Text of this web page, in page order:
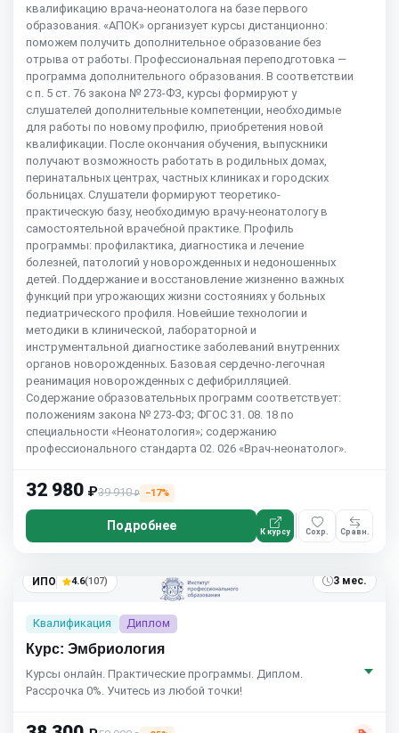
квалификацию врача-неонатолога на базе первого
образования. «АПОК» организует курсы дистанционно:
поможем получить дополнительное образование без
отрыва от работы. Профессиональная переподготовка —
программа дополнительного образования. В соответствии
с п. 5 ст. 76 закона № 273-ФЗ, курсы формируют у
слушателей дополнительные компетенции, необходимые
для работы по новому профилю, приобретения новой
квалификации. После окончания обучения, выпускники
получают возможность работать в родильных домах,
перинатальных центрах, частных клиниках и городских
больницах. Слушатели формируют теоретико-
практическую базу, необходимую врачу-неонатологу в
самостоятельной врачебной практике. Профиль
программы: профилактика, диагностика и лечение
болезней, патологий у новорожденных и недоношенных
детей. Поддержание и восстановление жизненно важных
функций при угрожающих жизни состояниях у больных
педиатрического профиля. Новейшие технологии и
методики в клинической, лабораторной и
инструментальной диагностике заболеваний внутренних
органов новорожденных. Базовая сердечно-легочная
реанимация новорожденных с дефибрилляцией.
Содержание образовательных программ соответствует:
положениям закона № 273-ФЗ; ФГОС 31. 08. 18 по
специальности «Неонатология»; содержанию
профессионального стандарта 02. 026 «Врач-неонатолог».
32 980 ₽39 910₽ −17%
Подробнее К курсу Сохр. Сравн.
ИПО 4.6(107) 3 мес.
Квалификация Диплом
Курс: Эмбриология
Курсы онлайн. Практические программы. Диплом.
Рассрочка 0%. Учитесь из любой точки!